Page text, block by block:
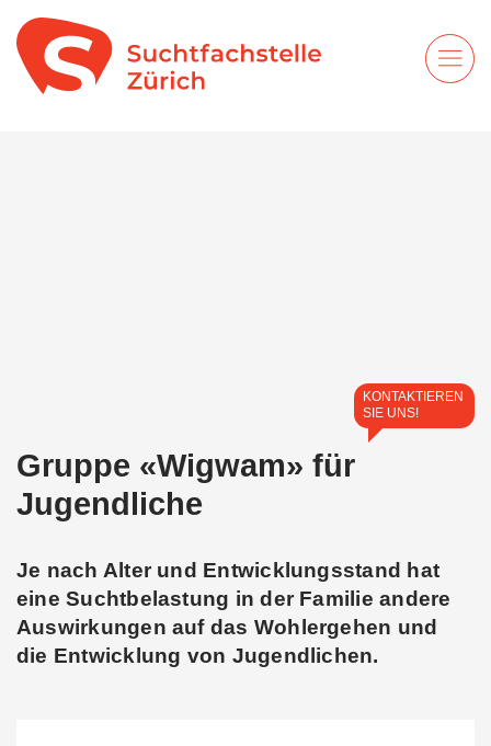
KONTAKTIEREN
SIE UNS!
Gruppe «Wigwam» für
Jugendliche
Je nach Alter und Entwicklungsstand hat
eine Suchtbelastung in der Familie andere
Auswirkungen auf das Wohlergehen und
die Entwicklung von Jugendlichen.